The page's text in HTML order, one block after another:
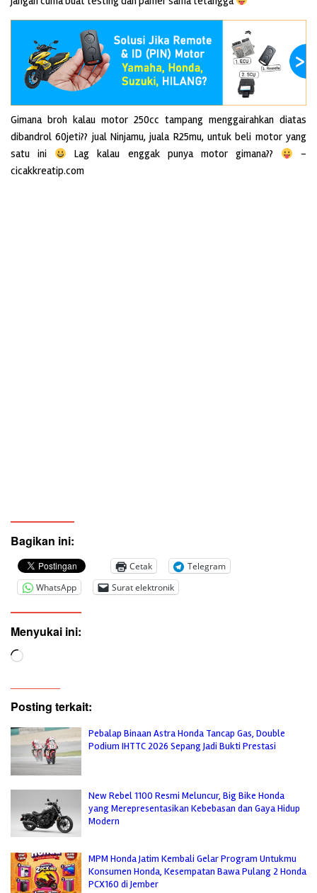
Gimana broh kalau motor 250cc tampang menggairahkan diatas
dibandrol 60jeti?? jual Ninjamu, juala R25mu, untuk beli motor yang
satu ini
Lag kalau enggak punya motor gimana??
–
cicakkreatip.com
Bagikan ini:
Cetak
Telegram
WhatsApp
Surat elektronik
Menyukai ini:
Memuat...
Posting terkait:
Pebalap Binaan Astra Honda Tancap Gas, Double
Podium IHTTC 2026 Sepang Jadi Bukti Prestasi
New Rebel 1100 Resmi Meluncur, Big Bike Honda
yang Merepresentasikan Kebebasan dan Gaya Hidup
Modern
MPM Honda Jatim Kembali Gelar Program Untukmu
Konsumen Honda, Kesempatan Bawa Pulang 2 Honda
PCX160 di Jember